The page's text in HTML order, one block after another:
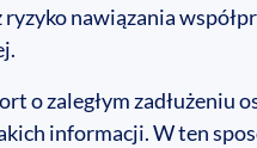
nawiązania
o zaległym zadłużeniu
informacji. W ten